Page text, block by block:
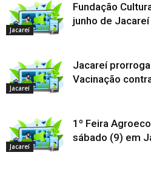
Jacareí
Fundação
junho de Jacareí
Jacareí
Jacareí
Vacinação
Jacareí
1º Feira
sábado (9) em